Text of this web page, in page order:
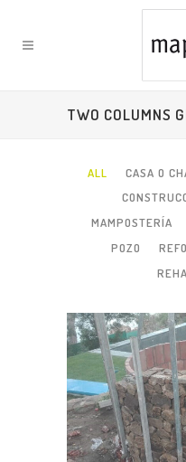
TWO COLUMNS
ALL CASA O
MAMPOSTERÍA
POZO